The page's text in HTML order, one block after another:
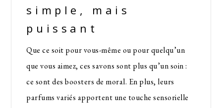
simple, mais
puissant
Que ce soit pour vous-même ou pour quelqu’un
que vous aimez, ces savons sont plus qu’un soin :
ce sont des boosters de moral. En plus, leurs
parfums variés apportent une touche sensorielle